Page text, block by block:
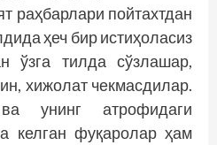
раҳбарлари пойтахтдан
ҳеч бир истиҳоласиз
ўзга тилда сўзлашар,
хижолат чекмасдилар.
унинг атрофидаги
келган фуқаролар ҳам